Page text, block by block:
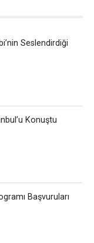
Seslendirdiği
Konuştu
Başvuruları